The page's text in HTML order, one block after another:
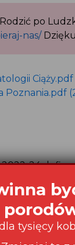
Rodzić po
nas/
Ciąży.pdf
2022-24